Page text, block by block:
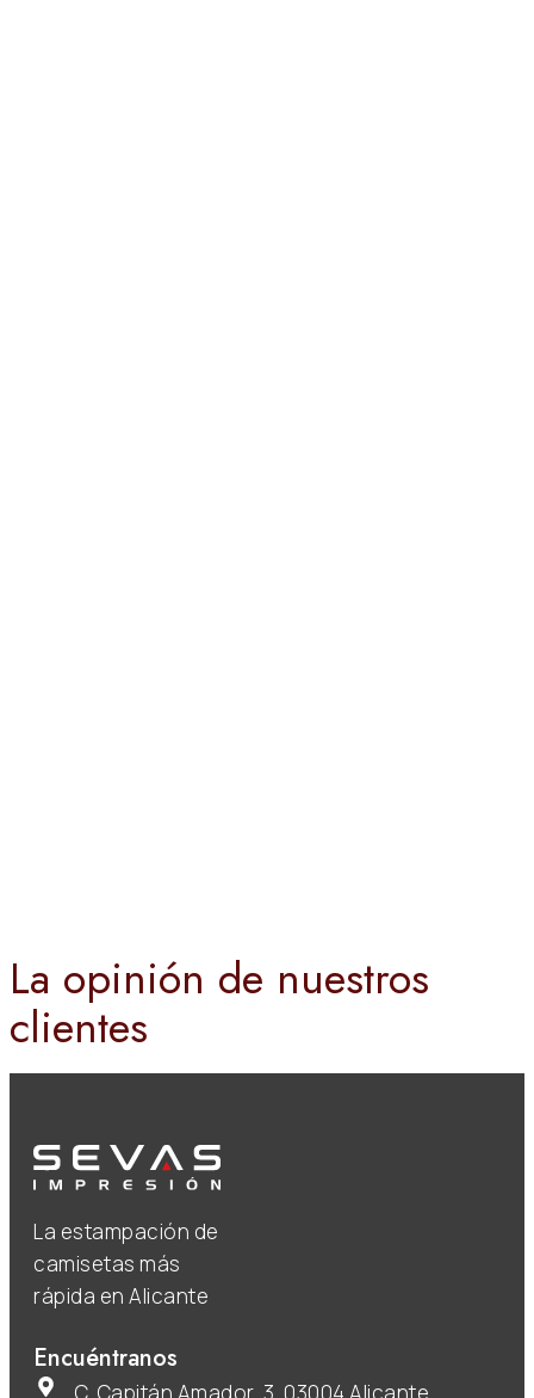
La opinión de nuestros
clientes
La estampación de
camisetas más
rápida en Alicante
Encuéntranos